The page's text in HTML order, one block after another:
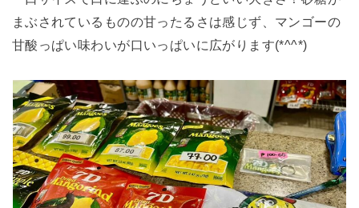
まぶされているものの甘ったるさは感じず、マンゴーの
甘酸っぱい味わいが口いっぱいに広がります(*^^*)